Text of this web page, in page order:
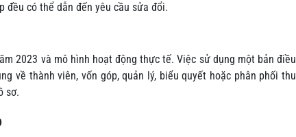
đều có thể dẫn đến yêu cầu sửa đổi.
2023 và mô hình hoạt động thực tế. Việc sử dụng một bản điều
về thành viên, vốn góp, quản lý, biểu quyết hoặc phân phối thu
sơ.